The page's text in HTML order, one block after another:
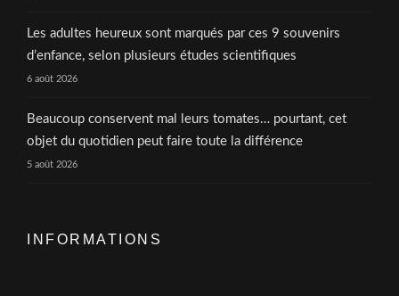
Les adultes heureux sont marqués par ces 9 souvenirs
d’enfance, selon plusieurs études scientifiques
6 août 2026
Beaucoup conservent mal leurs tomates… pourtant, cet
objet du quotidien peut faire toute la différence
5 août 2026
INFORMATIONS